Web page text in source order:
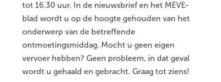
tot 16.30 uur. In de nieuwsbrief en het MEVE-
blad wordt u op de hoogte gehouden van het
onderwerp van de betreffende
ontmoetingsmiddag. Mocht u geen eigen
vervoer hebben? Geen probleem, in dat geval
wordt u gehaald en gebracht. Graag tot ziens!